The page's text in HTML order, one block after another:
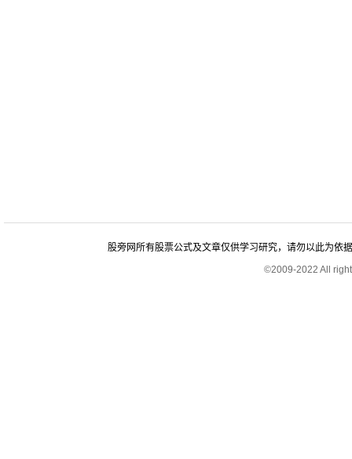
股旁网所有股票公式及文章仅供学习研究，请勿以此为依
©2009-2022 All